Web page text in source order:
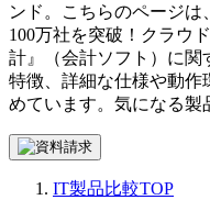
ンド。こちらのページは、
100万社を突破！クラウ
計 』（会計ソフト ）に関
特徴、詳細な仕様や動作
めています。気になる製
IT製品比較TOP